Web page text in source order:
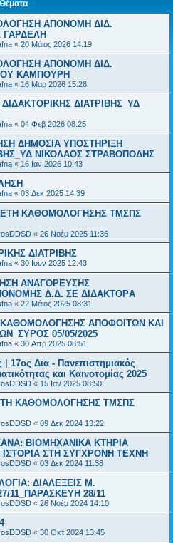
Θέματα
ΑΠΟΝΟΜΗ ΔΙΔ.
ΓΑΡΔΕΛΗ
« 20 Μάιος 2026 14:19
ΑΠΟΝΟΜΗ ΔΙΔ.
ΚΑΜΠΟΥΡΗ
« 16 Μαρ 2026 15:28
ΔΙΑΤΡΙΒΗΣ_ΥΔ
« 04 Φεβ 2026 08:25
ΔΗΜΟΣΙΑ ΥΠΟΣΤΗΡΙΞΗ
ΝΙΚΟΛΑΟΣ ΣΤΡΑΒΟΠΟΔΗΣ
« 16 Ιαν 2026 10:43
« 03 Δεκ 2025 14:39
ΚΑΘΟΜΟΛΟΓΗΣΗΣ ΤΜΣΠΣ
« 26 Νοέμ 2025 11:36
ΔΙΑΤΡΙΒΗΣ
« 30 Ιουν 2025 12:43
ΑΝΑΓΟΡΕΥΣΗΣ
Δ.Δ. ΣΕ ΔΙΔΑΚΤΟΡA
« 22 Μάιος 2025 08:31
ΑΠΟΦΟΙΤΩΝ ΚΑΙ
05/05/2025
« 30 Απρ 2025 08:51
17ος Δια - Πανεπιστημιακός
και Καινοτομίας 2025
« 15 Ιαν 2025 08:50
ΚΑΘΟΜΟΛΟΓΗΣΗΣ ΤΜΣΠΣ
« 09 Δεκ 2024 13:22
ΒΙΟΜΗΧΑΝΙΚΑ ΚΤΗΡΙΑ
ΣΤΗ ΣΥΓΧΡΟΝΗ ΤΕΧΝΗ
« 03 Δεκ 2024 11:38
ΔΙΑΛΕΞΕΙΣ Μ.
11_ΠΑΡΑΣΚΕΥΗ 28/11
« 26 Νοέμ 2024 14:10
« 30 Οκτ 2024 13:45